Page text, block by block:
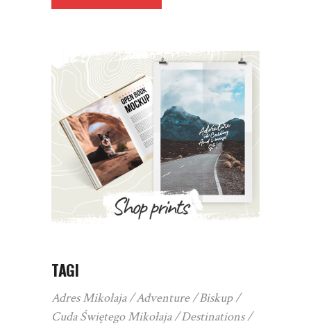
TAGI
Adres Mikołaja Adventure
Biskup
Cuda Świętego Mikołaja
Destinations